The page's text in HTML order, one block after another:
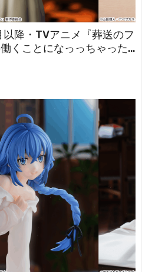
降・TVアニメ『葬送のフ
くことになっっちゃった